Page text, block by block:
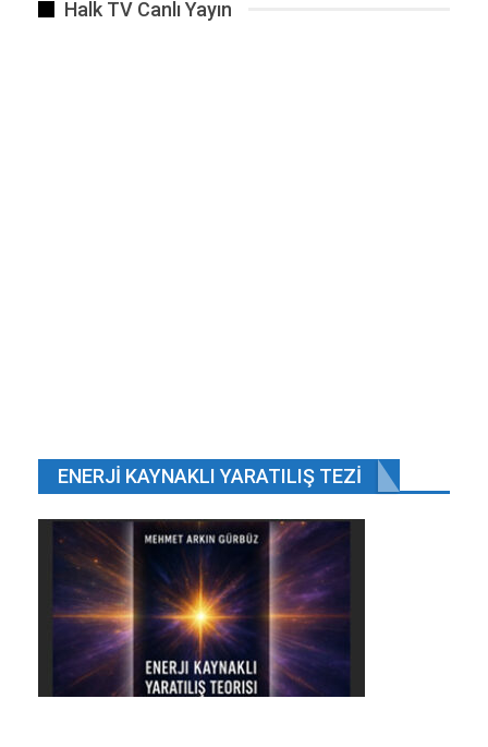
Deprem mi oldu istanbulda küçük çaplı deprem meydana geldi.
SONRAKI 1 2.648
Halk TV Canlı Yayın
ENERJI KAYNAKLI YARATILIŞ TEZI